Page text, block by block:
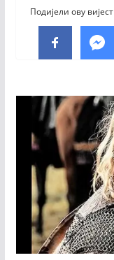
Подијели ову вијест